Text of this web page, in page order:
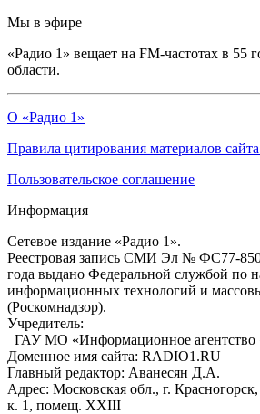
Мы в эфире
«Радио 1» вещает на FM-частотах в 55
области.
О «Радио 1»
Правила цитирования материалов
Пользовательское соглашение
Информация
Сетевое издание «Радио 1».
Реестровая запись СМИ Эл № ФС77-
года выдано Федеральной службой по
информационных технологий и
(Роскомнадзор).
Учредитель:
ГАУ МО «Информационное агентство
Доменное имя сайта: RADIO1.RU
Главный редактор: Аванесян Д.А.
Адрес: Московская обл., г.
к. 1, помещ. XXIII